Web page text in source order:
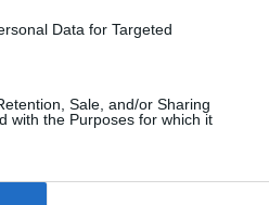
Data for Targeted
Sale, and/or Sharing
with the Purposes for which it